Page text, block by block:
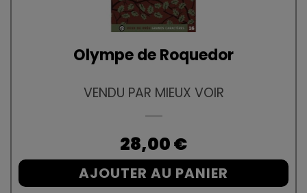
Olympe de Roquedor
VENDU PAR MIEUX VOIR
Prix
28,00 €
AJOUTER AU PANIER